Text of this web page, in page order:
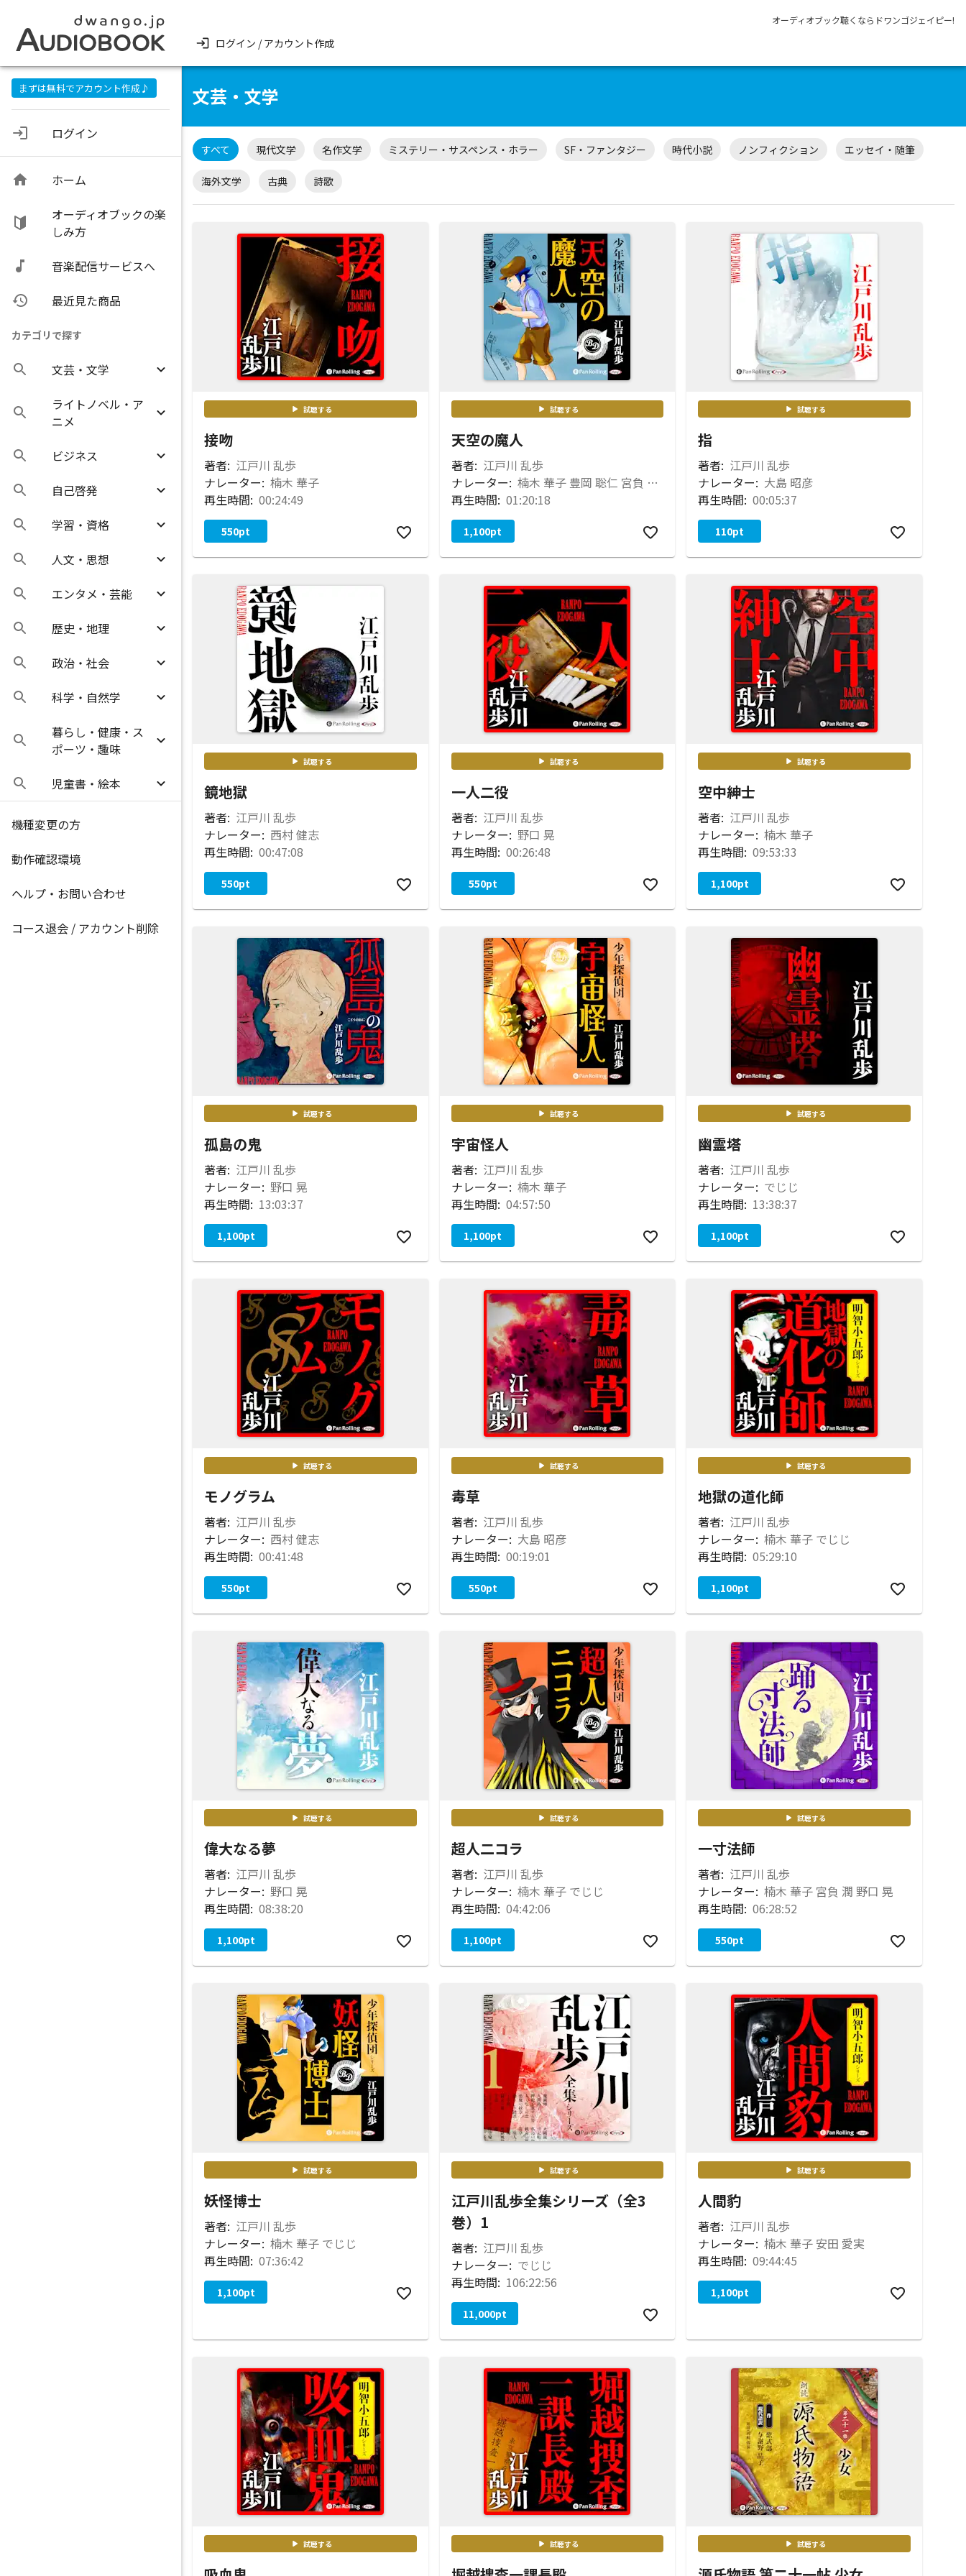
オーディオブック聴くならドワンゴジェイピー!
ログイン / アカウント作成
まずは無料でアカウント作成♪
ログイン
ホーム
オーディオブックの楽
しみ方
音楽配信サービスへ
最近見た商品
カテゴリで探す
文芸・文学
ライトノベル・ア
ニメ
ビジネス
自己啓発
学習・資格
人文・思想
エンタメ・芸能
歴史・地理
政治・社会
科学・自然学
暮らし・健康・ス
ポーツ・趣味
児童書・絵本
機種変更の方
動作確認環境
ヘルプ・お問い合わせ
コース退会 / アカウント削除
文芸・文学
すべて 現代文学 名作文学 ミステリー・サスペンス・ホラー SF・ファンタジー 時代小説 ノンフィクション エッセイ・随筆
海外文学 古典 詩歌
試聴する
接吻
著者: 江戸川 乱歩
ナレーター: 楠木 華子
再生時間: 00:24:49
550pt
試聴する
天空の魔人
著者: 江戸川 乱歩
ナレーター:
楠木 華子 豊岡 聡仁 宮負 潤 峯 一博
再生時間: 01:20:18
1,100pt
試聴する
指
著者: 江戸川 乱歩
ナレーター: 大島 昭彦
再生時間: 00:05:37
110pt
試聴する
鏡地獄
著者: 江戸川 乱歩
ナレーター: 西村 健志
再生時間: 00:47:08
550pt
試聴する
一人二役
著者: 江戸川 乱歩
ナレーター: 野口 晃
再生時間: 00:26:48
550pt
試聴する
空中紳士
著者: 江戸川 乱歩
ナレーター: 楠木 華子
再生時間: 09:53:33
1,100pt
試聴する
孤島の鬼
著者: 江戸川 乱歩
ナレーター: 野口 晃
再生時間: 13:03:37
1,100pt
試聴する
宇宙怪人
著者: 江戸川 乱歩
ナレーター: 楠木 華子
再生時間: 04:57:50
1,100pt
試聴する
幽霊塔
著者: 江戸川 乱歩
ナレーター: でじじ
再生時間: 13:38:37
1,100pt
試聴する
モノグラム
著者: 江戸川 乱歩
ナレーター: 西村 健志
再生時間: 00:41:48
550pt
試聴する
毒草
著者: 江戸川 乱歩
ナレーター: 大島 昭彦
再生時間: 00:19:01
550pt
試聴する
地獄の道化師
著者: 江戸川 乱歩
ナレーター: 楠木 華子 でじじ
再生時間: 05:29:10
1,100pt
試聴する
偉大なる夢
著者: 江戸川 乱歩
ナレーター: 野口 晃
再生時間: 08:38:20
1,100pt
試聴する
超人二コラ
著者: 江戸川 乱歩
ナレーター: 楠木 華子 でじじ
再生時間: 04:42:06
1,100pt
試聴する
一寸法師
著者: 江戸川 乱歩
ナレーター: 楠木 華子 宮負 潤 野口 晃
再生時間: 06:28:52
550pt
試聴する
妖怪博士
著者: 江戸川 乱歩
ナレーター: 楠木 華子 でじじ
再生時間: 07:36:42
1,100pt
試聴する
江戸川乱歩全集シリーズ（全3
巻）1
著者: 江戸川 乱歩
ナレーター: でじじ
再生時間: 106:22:56
11,000pt
試聴する
人間豹
著者: 江戸川 乱歩
ナレーター: 楠木 華子 安田 愛実
再生時間: 09:44:45
1,100pt
試聴する 試聴する 試聴する